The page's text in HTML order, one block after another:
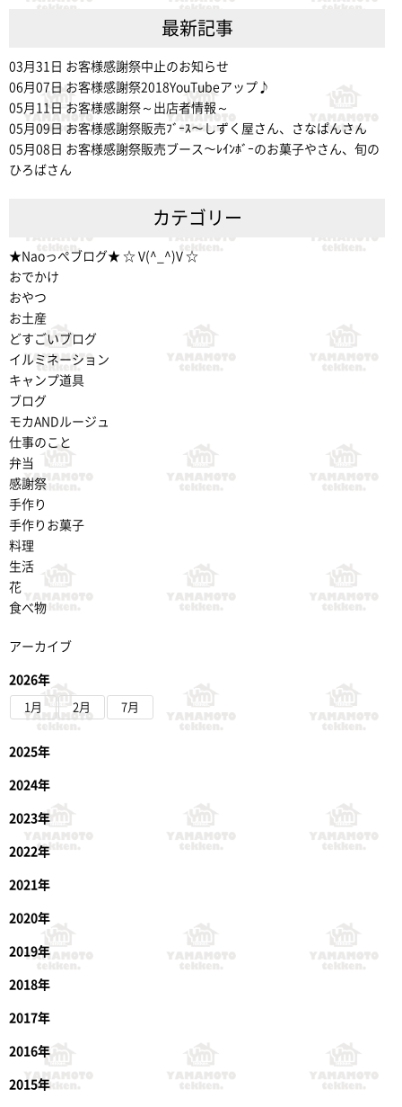
最新記事
03月31日 お客様感謝祭中止のお知らせ
06月07日 お客様感謝祭2018YouTubeアップ♪
05月11日 お客様感謝祭～出店者情報～
05月09日 お客様感謝祭販売ﾌﾞｰｽ～しずく屋さん、さなぱんさん
05月08日 お客様感謝祭販売ブース～ﾚｲﾝﾎﾞｰのお菓子やさん、旬の
ひろばさん
カテゴリー
★Naoっぺブログ★ ☆ V(^_^)V ☆
おでかけ
おやつ
お土産
どすごいブログ
イルミネーション
キャンプ道具
ブログ
モカANDルージュ
仕事のこと
弁当
感謝祭
手作り
手作りお菓子
料理
生活
花
食べ物
アーカイブ
2026年
1月 2月 7月
2025年
2024年
2023年
2022年
2021年
2020年
2019年
2018年
2017年
2016年
2015年